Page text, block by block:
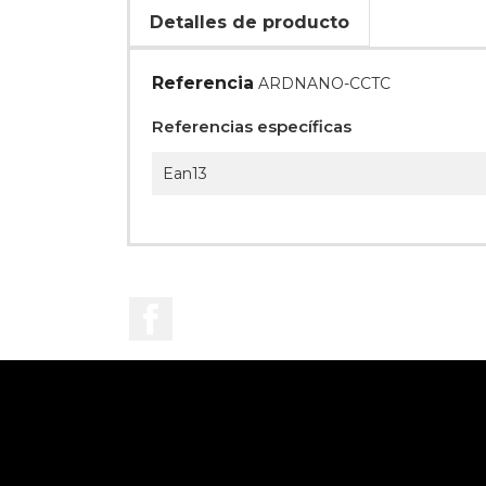
Detalles de producto
Referencia ARDNANO-CCTC
Referencias específicas
Ean13